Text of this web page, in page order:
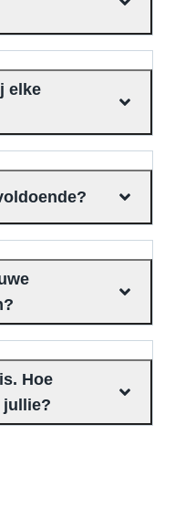
elke
Hoe
jullie?